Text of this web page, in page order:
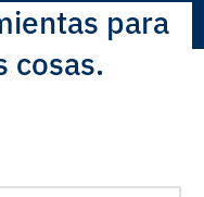
para
cosas.